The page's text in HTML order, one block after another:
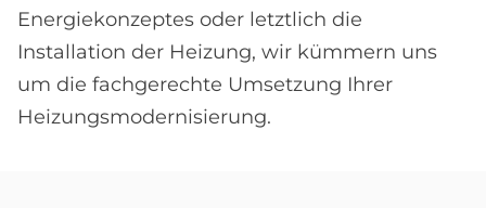
Energiekonzeptes oder letztlich die
Installation der Heizung, wir kümmern uns
um die fachgerechte Umsetzung Ihrer
Heizungsmodernisierung.